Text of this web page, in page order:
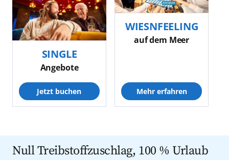
Angebote
SINGLE
Jetzt buchen
auf dem Meer
WIESNFEELING
Mehr erfahren
Null Treibstoffzuschlag, 100 % Urlaub